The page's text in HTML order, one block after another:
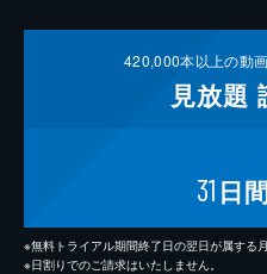
420,000本以上の動
見放題
31 日
※無料トライアル期間終了日の翌日が属する
※日割りでのご請求はいたしません。